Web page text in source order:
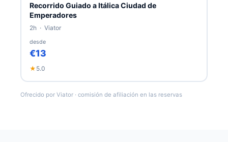
Recorrido Guiado a Itálica Ciudad de
Emperadores
2h · Viator
desde
€13
★ 5.0
Ofrecido por Viator · comisión de afiliación en las reservas